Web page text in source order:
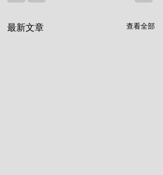
最新文章 查看全部